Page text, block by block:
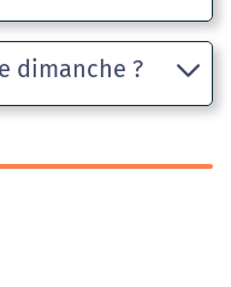
dimanche ?